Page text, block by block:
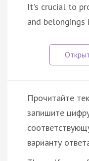
It's crucial to
and belongings
Прочитайте
запишите
варианту